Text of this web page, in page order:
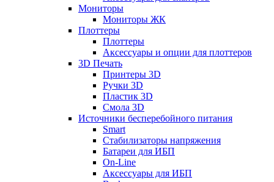
Мониторы
Мониторы ЖК
Плоттеры
Плоттеры
Аксессуары и опции для плоттеров
3D Печать
Принтеры 3D
Ручки 3D
Пластик 3D
Смола 3D
Источники бесперебойного питания
Smart
Стабилизаторы напряжения
Батареи для ИБП
On-Line
Аксессуары для ИБП